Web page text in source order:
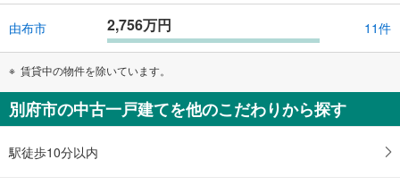
由布市 2,756万円 11件
賃貸中の物件を除いています。
別府市の中古一戸建てを他のこだわりから探す
駅徒歩10分以内